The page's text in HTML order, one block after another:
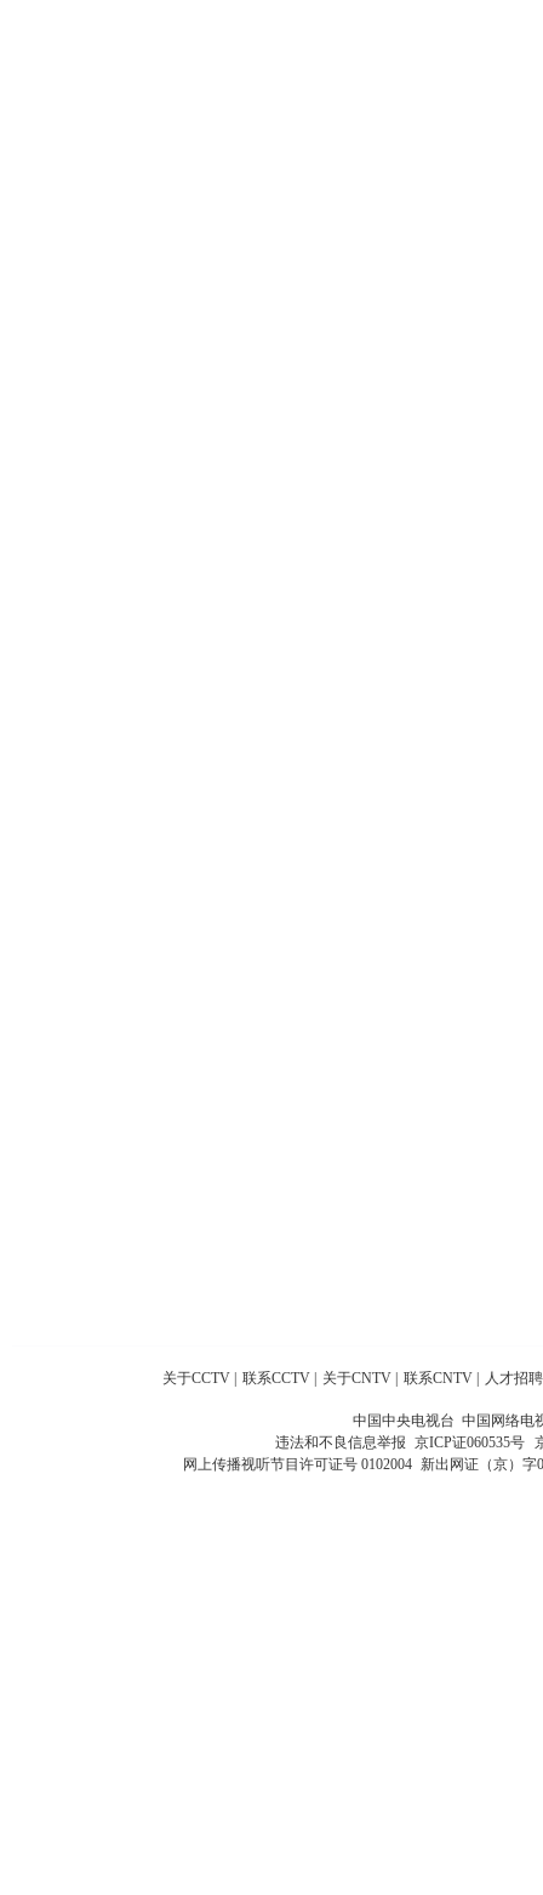
关于CCTV 联系CCTV 关于CNTV 联系CNTV 人才招聘
中国中央电视台 中国网络电
违法和不良信息举报 京ICP证060535号
网上传播视听节目许可证号 0102004 新出网证（京）